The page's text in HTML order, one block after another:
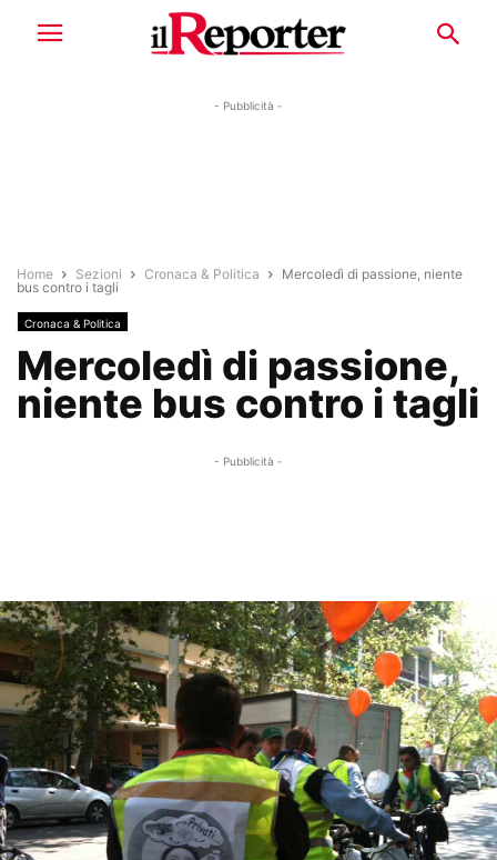
- Pubblicità -
Home Sezioni Cronaca & Politica
Mercoledì di passione, niente
bus contro i tagli
Cronaca & Politica
Mercoledì di passione,
niente bus contro i tagli
- Pubblicità -